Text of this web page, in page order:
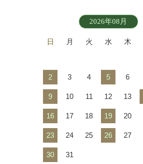
2026年08月
日 月 火 水 木
2 3 4 5 6
9 10 11 12 13
16 17 18 19 20
23 24 25 26 27
30 31